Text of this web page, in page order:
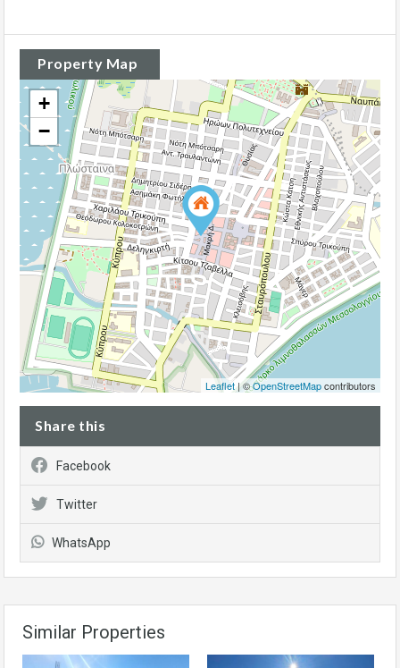
Property Map
+
−
Leaflet | ©OpenStreetMapcontributors
Share this
Facebook
Twitter
WhatsApp
Similar Properties